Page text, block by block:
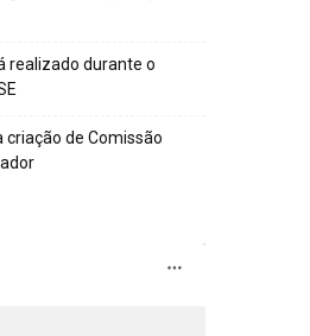
realizado durante o
criação de Comissão